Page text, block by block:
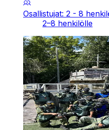
Osallistujat: 2 - 8
2–8 henkilölle